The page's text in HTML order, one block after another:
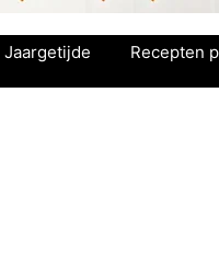
Jaargetijde Recepten